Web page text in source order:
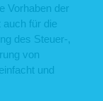
Vorhaben der
für die
des Steuer-,
von
und